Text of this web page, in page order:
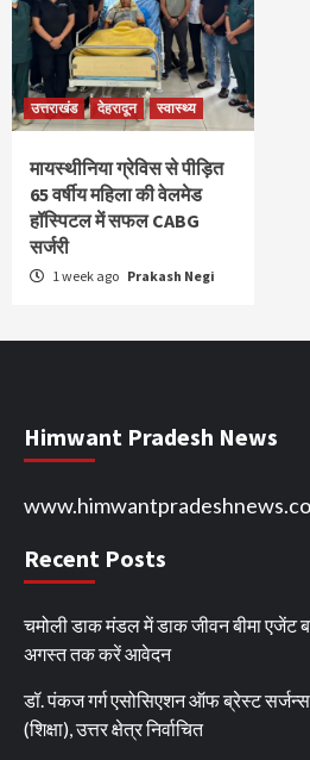
उत्तराखंड देहरादून स्वास्थ्य
मायस्थीनिया ग्रेविस से पीड़ित
65 वर्षीय महिला की वेलमेड
हॉस्पिटल में सफल CABG
सर्जरी
1 week ago Prakash Negi
Himwant Pradesh News
Recent Posts
चमोली डाक मंडल में डाक जीवन बीमा एजेंट
अगस्त तक करें आवेदन
डॉ. पंकज गर्ग एसोसिएशन ऑफ ब्रेस्ट
(शिक्षा), उत्तर क्षेत्र निर्वाचित